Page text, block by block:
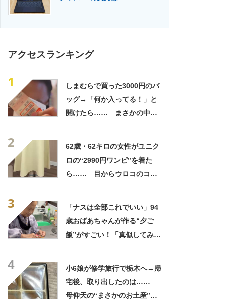
アクセスランキング
1
しまむらで買った3000円のバ
ッグ→「何か入ってる！」と
開けたら…… まさかの中身
2
62歳・62キロの女性がユニク
ロの“2990円ワンピ”を着た
ら…… 目からウロコのコー
3
「ナスは全部これでいい」94
歳おばあちゃんが作る“夕ご
飯”がすごい！「真似してみま
4
小6娘が修学旅行で栃木へ→帰
宅後、取り出したのは……
母仰天の“まさかのお土産”に